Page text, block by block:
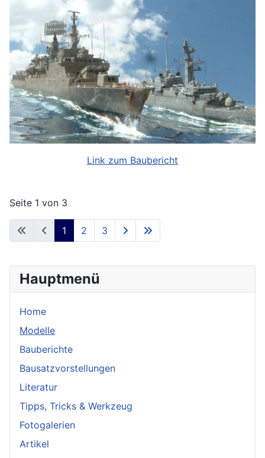
Hauptmenü
Home
Modelle
Bauberichte
Bausatzvorstellungen
Literatur
Tipps, Tricks & Werkzeug
Fotogalerien
Artikel
Link zum Baubericht
Seite 1 von 3
1 2 3